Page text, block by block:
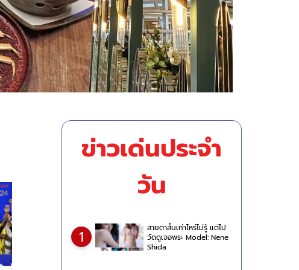
ข่าวเด่นประจำ
วัน
1
สายตาสั้นเท่าไหร่ไม่รู้ แต่ไป
วัดดูเจอพระ Model: Nene
Shida